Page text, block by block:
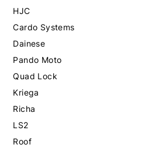
HJC
Cardo Systems
Dainese
Pando Moto
Quad Lock
Kriega
Richa
LS2
Roof